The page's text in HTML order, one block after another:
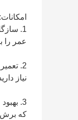
امکانات:
عمر را
2.
نیاز
3.
که برش